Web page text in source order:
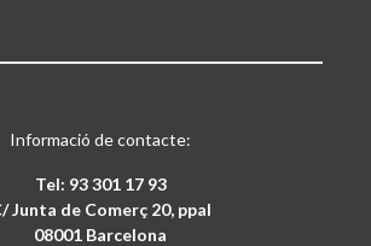
Informació de contacte:
Tel: 93 301 17 93
Junta de Comerç 20, ppal
08001 Barcelona